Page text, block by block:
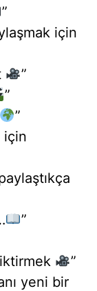
”
için
”
”
”
için
”
”
yeni bir